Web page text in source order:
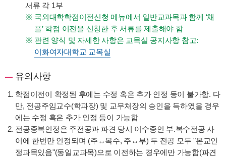
서류 각 1부
국외대학학점이전신청 메뉴에서 일반교과목과 함께 ‘채
플’ 학점 이전을 신청한 후 서류를 제출해야 함
관련 양식 및 자세한 사항은 교목실 공지사항 참고:
이화여자대학교 교목실
유의사항
학점이전이 확정된 후에는 수정 혹은 추가 인정 등이 불가함. 다
만, 전공주임교수(학과장) 및 교무처장의 승인을 득하였을 경우
에는 수정 혹은 추가 인정 등이 가능함
전공중복인정은 주전공과 파견 당시 이수중인 부.복수전공 사
이에 한번만 인정되며 (주↔복수, 주↔부) 두 전공 모두 "본교인
정과목있음"(동일교과목)으로 이전하는 경우에만 가능함(파견